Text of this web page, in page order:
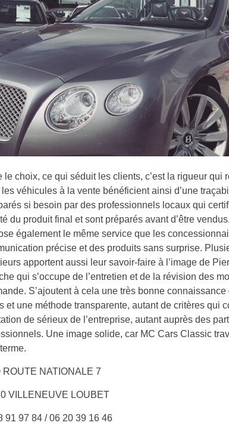
le choix, ce qui séduit les clients, c’est la rigueur qui
les véhicules à la vente bénéficient ainsi d’une
si besoin par des professionnels locaux qui
du produit final et sont préparés avant d’être
également le même service que les
précise et des produits sans surprise.
apportent aussi leur savoir-faire à l’image de
qui s’occupe de l’entretien et de la révision des
S’ajoutent à cela une très bonne
et une méthode transparente, autant de critères qui
de sérieux de l’entreprise, autant auprès des
Une image solide, car MC Cars Classic
ROUTE NATIONALE 7
VILLENEUVE LOUBET
91 97 84 / 06 20 39 16 46